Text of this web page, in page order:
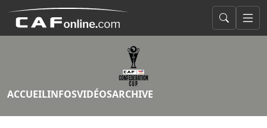
ACCUEILINFOSVIDÉOSARCHIVE